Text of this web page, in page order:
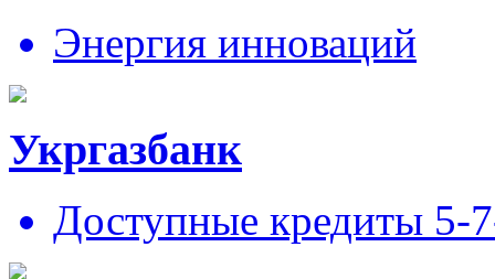
Энергия инноваций
Укргазбанк
Доступные кредиты 5-